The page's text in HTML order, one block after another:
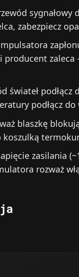
zabezpiecz
zaleca
świateł podłącz
podłącz do
blaszkę
koszulką
zasilania
rozważ